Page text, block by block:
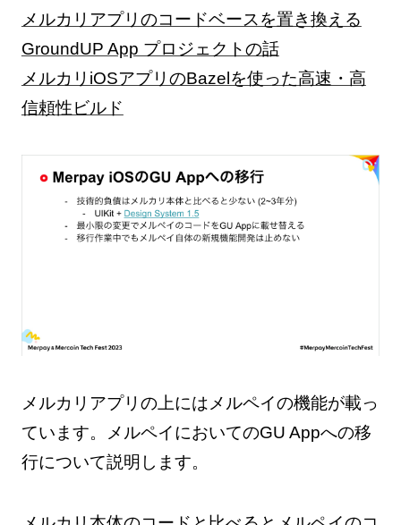
メルカリアプリのコードベースを置き換える
GroundUP App プロジェクトの話
メルカリiOSアプリのBazelを使った高速・高
信頼性ビルド
メルカリアプリの上にはメルペイの機能が載っ
ています。メルペイにおいてのGU Appへの移
行について説明します。